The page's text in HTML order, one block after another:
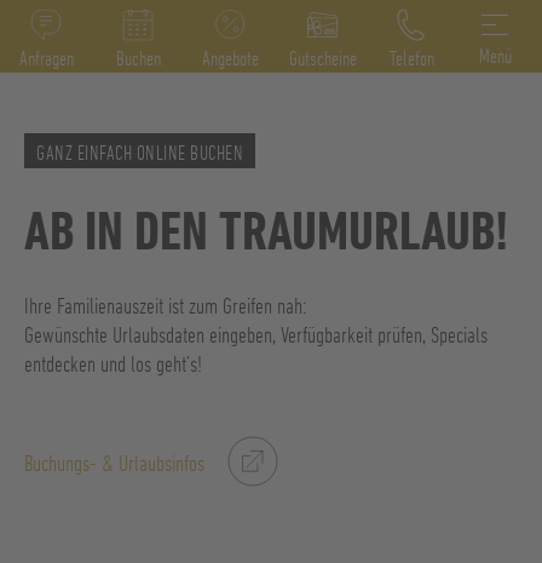
Menü
Telefon
DE EN
Anfragen Buchen Angebote Gutscheine
GANZ EINFACH ONLINE BUCHEN
AB IN DEN TRAUMURLAUB!
Ihre Familienauszeit ist zum Greifen nah:
Gewünschte Urlaubsdaten eingeben, Verfügbarkeit prüfen, Specials
entdecken und los geht’s!
Buchungs- & Urlaubsinfos